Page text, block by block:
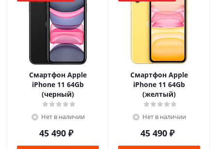
Смартфон Apple
iPhone 11 64Gb
(черный)
Нет в наличии
45 490 ₽
Смартфон Apple
iPhone 11 64Gb
(желтый)
Нет в наличии
45 490 ₽